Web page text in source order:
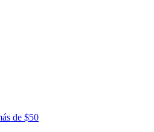
de $50